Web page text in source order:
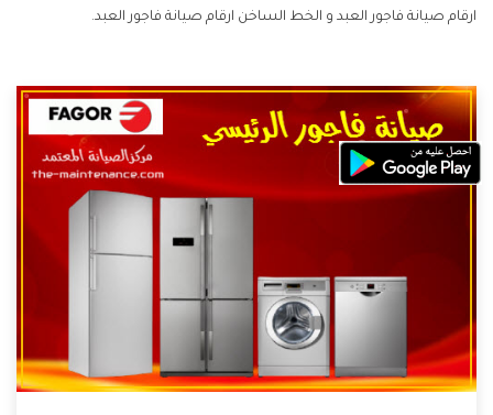
ارقام صيانة فاجور العبد و الخط الساخن ارقام صيانة فاجور العبد.